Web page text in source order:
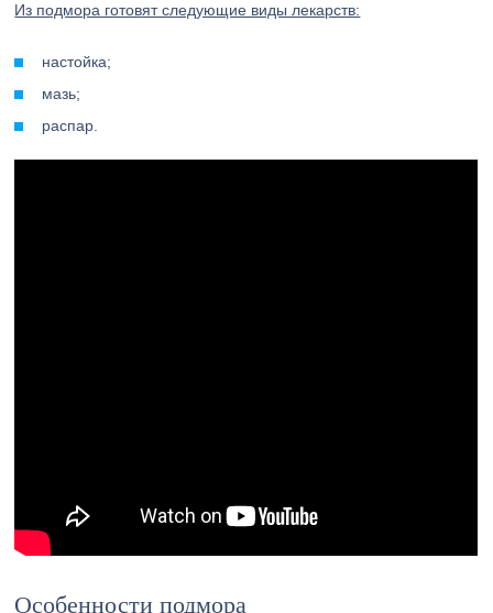
Из подмора готовят следующие виды лекарств:
настойка;
мазь;
распар.
Особенности подмора